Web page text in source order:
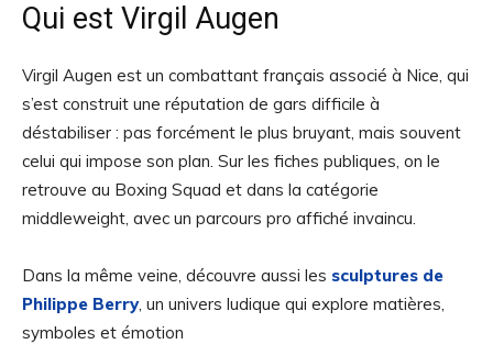
Qui est Virgil Augen
Virgil Augen est un combattant français associé à Nice, qui
s’est construit une réputation de gars difficile à
déstabiliser : pas forcément le plus bruyant, mais souvent
celui qui impose son plan. Sur les fiches publiques, on le
retrouve au Boxing Squad et dans la catégorie
middleweight, avec un parcours pro affiché invaincu.
Dans la même veine, découvre aussi les sculptures de
Philippe Berry, un univers ludique qui explore matières,
symboles et émotion